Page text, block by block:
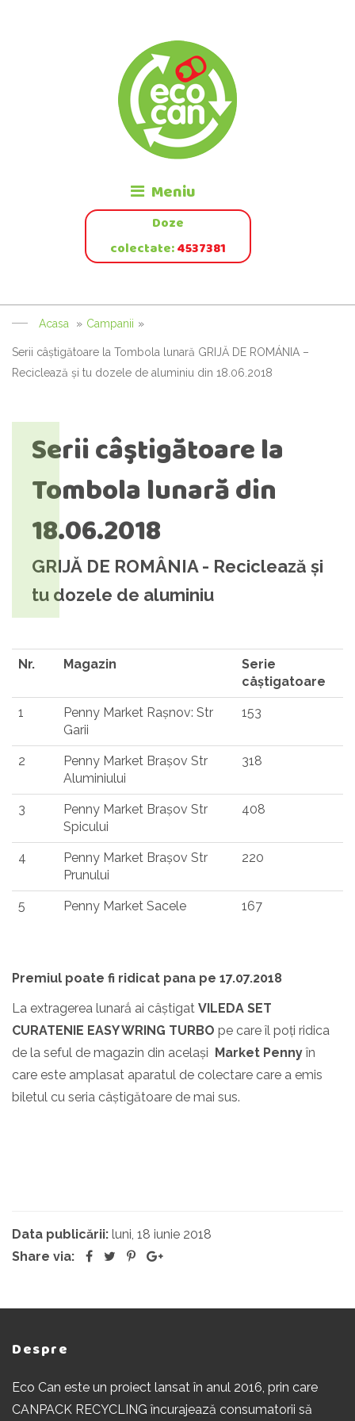
Meniu
Doze
colectate:4537381
Acasa » Campanii »
Serii câştigătoare la Tombola lunară GRIJĂ DE ROMÁNIA –
Reciclează și tu dozele de aluminiu din 18.06.2018
Serii câştigătoare la
Tombola lunară din
18.06.2018
GRIJĂ DE ROMÂNIA - Reciclează și
tu dozele de aluminiu
Nr. Magazin
Serie
cåștigatoare
1
Penny Market Rașnov: Str
Garii
153
2
Penny Market Brașov Str
Aluminiului
318
3
Penny Market Brașov Str
Spicului
408
4
Penny Market Brașov Str
Prunului
220
5 Penny Market Sacele 167
Premiul poate fi ridicat pana pe 17.07.2018
La extragerea lunarắ ai câștigat VILEDA SET
CURATENIE EASY WRING TURBO pe care îl poți ridica
de la seful de magazin din același Market Pennyîn
care este amplasat aparatul de colectare care a emis
biletul cu seria câștigătoare de mai sus.
Data publicării: luni, 18 iunie 2018
Share via:
Despre
Eco Can este un proiect lansat în anul 2016, prin care
CANPACK RECYCLING încurajează consumatorii să